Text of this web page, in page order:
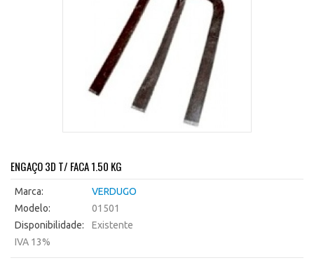
ENGAÇO 3D T/ FACA 1.50 KG
Marca:
VERDUGO
Modelo:
01501
Disponibilidade:
Existente
IVA 13%